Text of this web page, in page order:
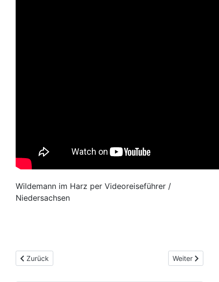
Wildemann im Harz per Videoreiseführer /
Niedersachsen
Vorheriger Beitrag: Altenau im Harz / Niedersachsen
Zurück Nächster
Weiter